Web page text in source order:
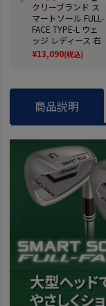
クリーブランド ス
マートソール FULL-
FACE TYPE-L ウェ
ッジ レディース 右
用 UST RECOIL DAR
T 50 WEDGEカーボ
¥13,090(税込)
商品説明